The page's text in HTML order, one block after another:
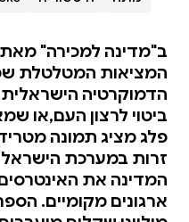
ב"מדינה למכירה"
המציאות המטלטלת
הדמוקרטיה
ביטוי לרצון העם,או
פלג מציג תמונה
זרות במערכת
המדינה את
ארגונים מקומיים.